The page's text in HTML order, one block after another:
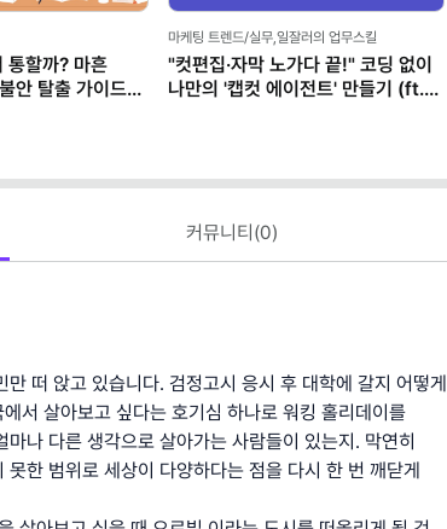
통할까? 마흔
안 탈출 가이드
마케팅 트렌드/실무,일잘러의 업무스킬
"컷편집·자막 노가다 끝!" 코딩 없이
나만의 '캡컷 에이전트' 만들기 (ft.
커뮤니티(0)
떠 앉고 있습니다. 검정고시 응시 후 대학에 갈지 어떻게
서 살아보고 싶다는 호기심 하나로 워킹 홀리데이를
나 다른 생각으로 살아가는 사람들이 있는지. 막연히
한 범위로 세상이 다양하다는 점을 다시 한 번 깨닫게